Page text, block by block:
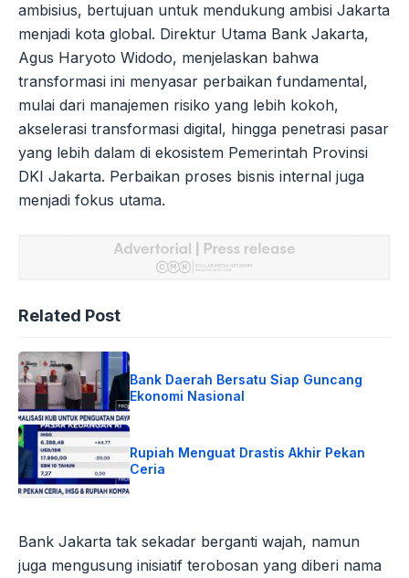
ambisius, bertujuan untuk mendukung ambisi Jakarta
menjadi kota global. Direktur Utama Bank Jakarta,
Agus Haryoto Widodo, menjelaskan bahwa
transformasi ini menyasar perbaikan fundamental,
mulai dari manajemen risiko yang lebih kokoh,
akselerasi transformasi digital, hingga penetrasi pasar
yang lebih dalam di ekosistem Pemerintah Provinsi
DKI Jakarta. Perbaikan proses bisnis internal juga
menjadi fokus utama.
Related Post
Bank Daerah Bersatu Siap Guncang
Ekonomi Nasional
Rupiah Menguat Drastis Akhir Pekan
Ceria
Bank Jakarta tak sekadar berganti wajah, namun
juga mengusung inisiatif terobosan yang diberi nama